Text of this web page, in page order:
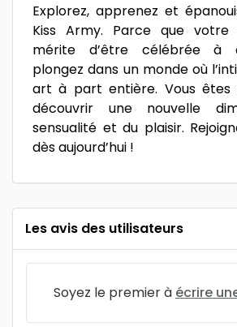
Explorez, apprenez et
Kiss Army. Parce que votre
mérite d’être célébrée à
plongez dans un monde où
art à part entière. Vous
découvrir une nouvelle
sensualité et du plaisir.
dès aujourd’hui !
Les avis des utilisateurs
Soyez le premier à écrire